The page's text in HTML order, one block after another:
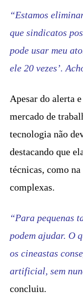
“Estamos
que sindicatos
pode usar meu
ele 20 vezes’.
Apesar do alerta
mercado de
tecnologia não
destacando que
técnicas, como
complexas.
“Para pequenas
podem ajudar. O
os cineastas
artificial, sem
concluiu.